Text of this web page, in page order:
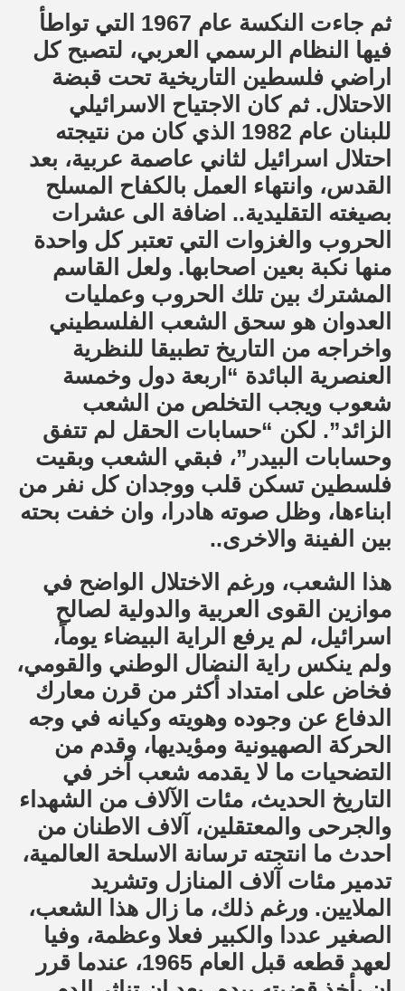
ثم جاءت النكسة عام 1967 التي تواطأ
فيها النظام الرسمي العربي، لتصبح كل
اراضي فلسطين التاريخية تحت قبضة
الاحتلال. ثم كان الاجتياح الاسرائيلي
للبنان عام 1982 الذي كان من نتيجته
احتلال اسرائيل لثاني عاصمة عربية، بعد
القدس، وانتهاء العمل بالكفاح المسلح
بصيغته التقليدية.. اضافة الى عشرات
الحروب والغزوات التي تعتبر كل واحدة
منها نكبة بعين اصحابها. ولعل القاسم
المشترك بين تلك الحروب وعمليات
العدوان هو سحق الشعب الفلسطيني
واخراجه من التاريخ تطبيقا للنظرية
العنصرية البائدة “اربعة دول وخمسة
شعوب ويجب التخلص من الشعب
الزائد”. لكن “حسابات الحقل لم تتفق
وحسابات البيدر”، فبقي الشعب وبقيت
فلسطين تسكن قلب ووجدان كل نفر من
ابناءها، وظل صوته هادرا، وان خفت بحته
بين الفينة والاخرى..
هذا الشعب، ورغم الاختلال الواضح في
موازين القوى العربية والدولية لصالح
اسرائيل، لم يرفع الراية البيضاء يوماً،
ولم ينكس راية النضال الوطني والقومي،
فخاض على امتداد أكثر من قرن معارك
الدفاع عن وجوده وهويته وكيانه في وجه
الحركة الصهيونية ومؤيديها، وقدم من
التضحيات ما لا يقدمه شعب آخر في
التاريخ الحديث، مئات الآلاف من الشهداء
والجرحى والمعتقلين، آلاف الاطنان من
احدث ما انتجته ترسانة الاسلحة العالمية،
تدمير مئات آلاف المنازل وتشريد
الملايين. ورغم ذلك، ما زال هذا الشعب،
الصغير عددا والكبير فعلا وعظمة، وفيا
لعهد قطعه قبل العام 1965، عندما قرر